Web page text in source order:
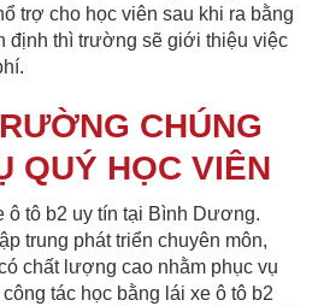
trợ cho học viên sau khi ra bằng
định thì trường sẽ giới thiệu việc
CHÚNG
QUÝ HỌC VIÊN
ô tô b2 uy tín tại Bình Dương.
trung phát triển chuyên môn,
chất lượng cao nhằm phục vụ
tác học bằng lái xe ô tô b2